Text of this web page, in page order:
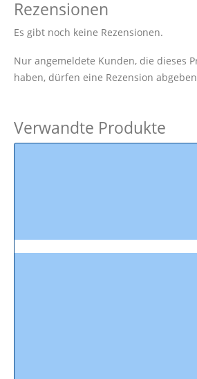
Rezensionen
Es gibt noch keine Rezensionen.
Nur angemeldete Kunden, die dieses
haben, dürfen eine Rezension
Verwandte Produkte